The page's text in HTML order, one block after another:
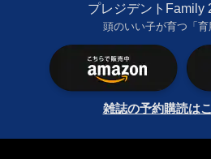
プレジデントFamily
頭のいい子が育つ「
雑誌の予約購読は